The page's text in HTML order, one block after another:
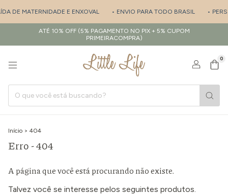
DE MATERNIDADE E ENXOVAL • ENVIO PARA TODO BRASIL •
ATÉ 10% OFF (5% PAGAMENTO NO PIX + 5% CUPOM
PRIMEIRACOMPRA)
0
Início > 404
Erro - 404
A página que você está procurando não existe.
Talvez você se interesse pelos seguintes produtos.